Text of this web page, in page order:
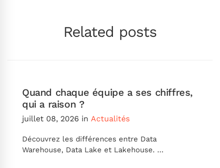
Related posts
Quand chaque équipe a ses chiffres,
qui a raison ?
juillet 08, 2026 in Actualités
Découvrez les différences entre Data
Warehouse, Data Lake et Lakehouse. …